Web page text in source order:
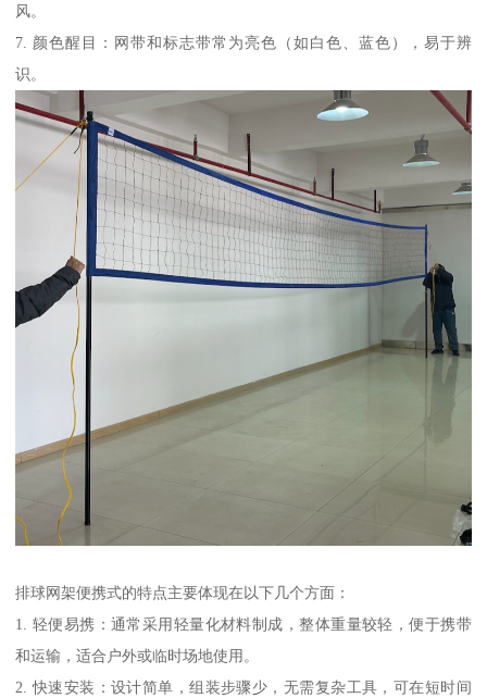
风。
7. 颜色醒目：网带和标志带常为亮色（如白色、蓝色），易于辨
识。
排球网架便携式的特点主要体现在以下几个方面：
1. 轻便易携：通常采用轻量化材料制成，整体重量较轻，便于携带
和运输，适合户外或临时场地使用。
2. 快速安装：设计简单，组装步骤少，无需复杂工具，可在短时间